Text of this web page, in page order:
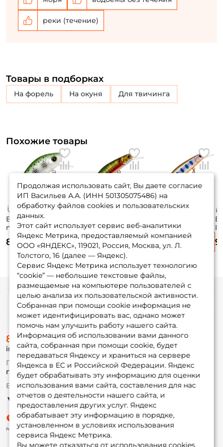
равномерной проводки очевиден. При ловле в стоячей
воде наиболее результативна рывковая анимация
floating и suspending приманок.
реки (течение)
Товары в подборках
на форель на окуня для твичинга
Похожие товары
Воблер Yo-zuri L-
minnow 44 4,4см.
5гр. MDM sinking
850 ₽
Inquisitor 80sp 8см.
8,3гр. A203-264 до
1,2м. suspending
825 ₽
Inquisitor 110sp
11см. 16,2гр. A142-
264 до 1,5м.
915 ₽
Продолжая использовать сайт, Вы даете согласие
ИП Васильев А.А. (ИНН 501305075486) на
обработку файлов cookies и пользовательских
данных.
Этот сайт использует сервис веб-аналитики
Яндекс Метрика, предоставляемый компанией
ООО «ЯНДЕКС», 119021, Россия, Москва, ул. Л.
Толстого, 16 (далее — Яндекс).
Сервис Яндекс Метрика использует технологию
“cookie” — небольшие текстовые файлы,
размещаемые на компьютере пользователей с
целью анализа их пользовательской активности.
Собранная при помощи cookie информация не
может идентифицировать вас, однако может
помочь нам улучшить работу нашего сайта.
Информация об использовании вами данного
сайта, собранная при помощи cookie, будет
передаваться Яндексу и храниться на сервере
Яндекса в ЕС и Российской Федерации. Яндекс
будет обрабатывать эту информацию для оценки
использования вами сайта, составления для нас
отчетов о деятельности нашего сайта, и
предоставления других услуг. Яндекс
обрабатывает эту информацию в порядке,
установленном в условиях использования
сервиса Яндекс Метрика.
Вы можете отказаться от использования cookies,
Информация
О магазине
Доставка
Оплата
Fox-bonus
Гуру
Партнерская программа
8 (495) 532-77-88
info@foxfishing.ru
По вопросам с заказом
г. Москва, ул. Плеханова д.7
Ежедневно 10:00 до 20:00